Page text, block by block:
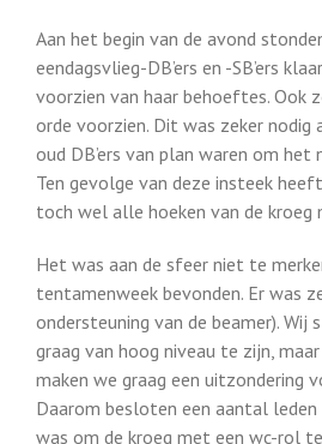
Aan het begin van de avond
eendagsvlieg-DB’ers en -SB’ers
voorzien van haar behoeftes. Ook
orde voorzien. Dit was zeker nodig
oud DB’ers van plan waren om
Ten gevolge van deze insteek
toch wel alle hoeken van de kroeg
Het was aan de sfeer niet te
tentamenweek bevonden. Er was
ondersteuning van de beamer). Wij
graag van hoog niveau te zijn, maar
maken we graag een uitzondering
Daarom besloten een aantal
was om de kroeg met een wc-rol